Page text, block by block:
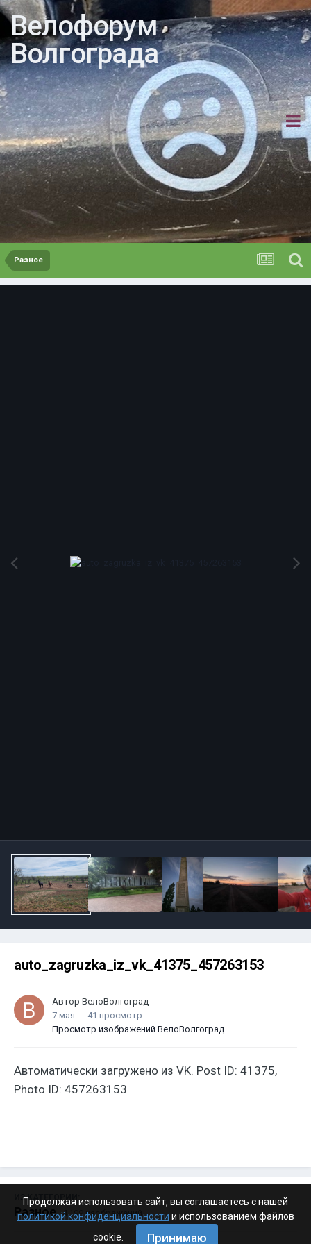
Велофорум
Волгограда
Разное
auto_zagruzka_iz_vk_41375_457263153
Автор ВелоВолгоград
7 мая
41 просмотр
Просмотр изображений ВелоВолгоград
Автоматически загружено из VK. Post ID: 41375,
Photo ID: 457263153
ИЗ КАТЕГОРИИ:
Разное · 4 199 изображений
Продолжая использовать сайт, вы соглашаетесь с нашей
политикой конфиденциальности и использованием файлов
cookie.
Принимаю